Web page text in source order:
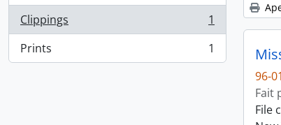
Clippings
, 1 résultats
1
Prints
, 1 résultats 1
96-
Fait
File